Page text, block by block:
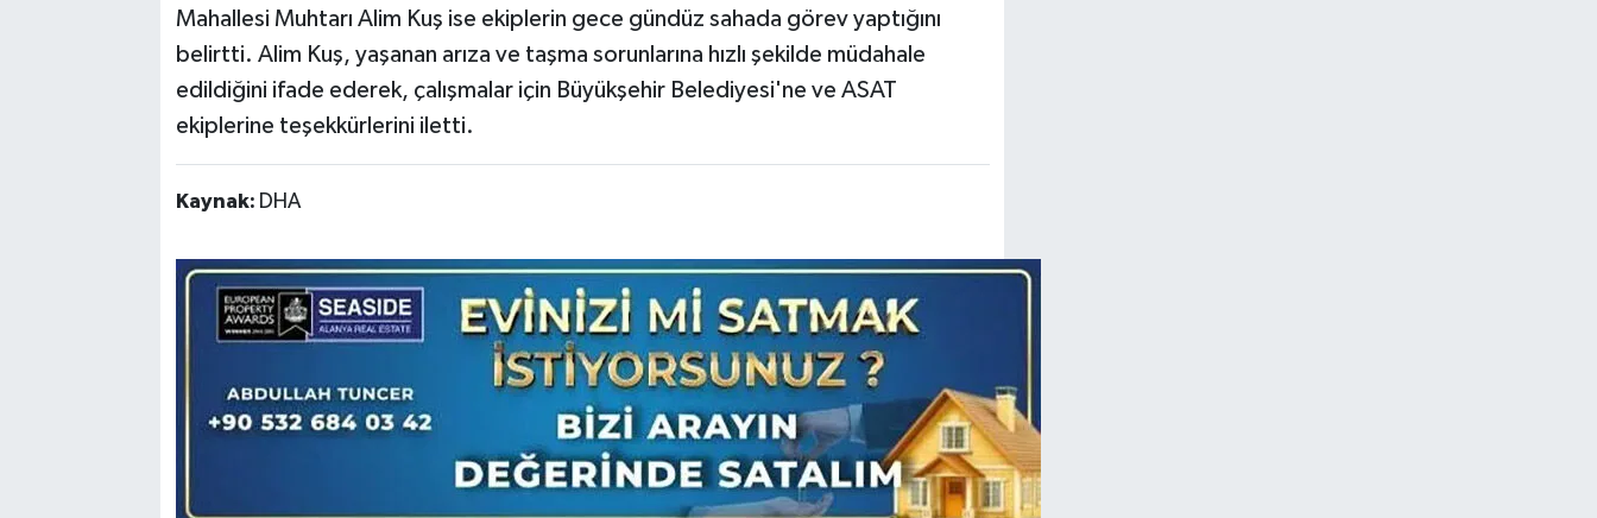
Mahallesi Muhtarı Alim Kuş ise ekiplerin gece gündüz sahada görev yaptığını
belirtti. Alim Kuş, yaşanan arıza ve taşma sorunlarına hızlı şekilde müdahale
edildiğini ifade ederek, çalışmalar için Büyükşehir Belediyesi'ne ve ASAT
ekiplerine teşekkürlerini iletti.
Kaynak: DHA